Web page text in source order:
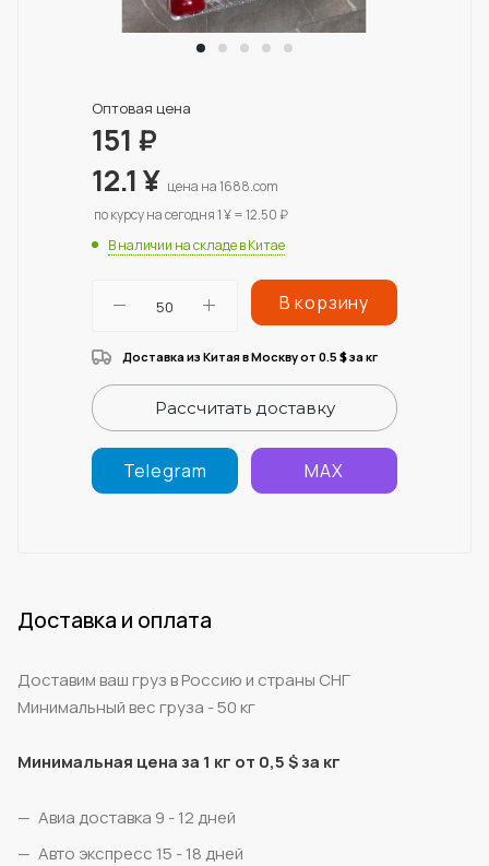
Оптовая цена
151 ₽
12.1¥ цена на 1688.com
по курсу на сегодня 1 ¥ = 12.50 ₽
В наличии на складе в Китае
В корзину
Доставка из Китая в Москву от 0.5 $за кг
Рассчитать доставку
Telegram MAX
Доставка и оплата
Доставим ваш груз в Россию и страны СНГ
Минимальный вес груза - 50 кг
Минимальная цена за 1 кг от 0,5 $ за кг
Авиа доставка 9 - 12 дней
Авто экспресс 15 - 18 дней